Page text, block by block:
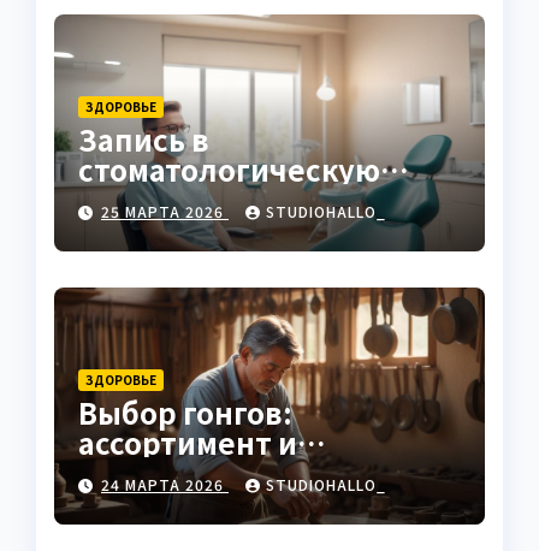
ЗДОРОВЬЕ
Запись в
стоматологическую
клинику
25 МАРТА 2026 STUDIOHALLO_
ЗДОРОВЬЕ
Выбор гонгов:
ассортимент и
характеристики
24 МАРТА 2026 STUDIOHALLO_